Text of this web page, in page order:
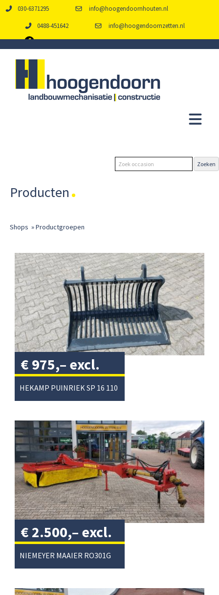
030-6371295 info@hoogendoornhouten.nl
0488-451642 info@hoogendoornzetten.nl
Producten
Shops »Productgroepen
HEKAMP PUINRIEK SP 16 110
€ 975,– excl.
btw/
NIEMEYER MAAIER RO301G
€ 2.500,– excl.
btw/